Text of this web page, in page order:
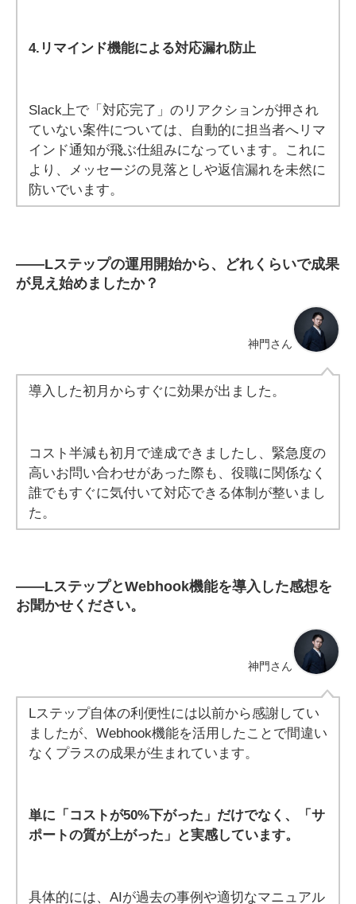
4.リマインド機能による対応漏れ防止
Slack上で「対応完了」のリアクションが押され
ていない案件については、自動的に担当者へリマ
インド通知が飛ぶ仕組みになっています。これに
より、メッセージの見落としや返信漏れを未然に
防いでいます。
――Lステップの運用開始から、どれくらいで成果
が見え始めましたか？
神門さん
導入した初月からすぐに効果が出ました。
コスト半減も初月で達成できましたし、緊急度の
高いお問い合わせがあった際も、役職に関係なく
誰でもすぐに気付いて対応できる体制が整いまし
た。
――LステップとWebhook機能を導入した感想を
お聞かせください。
神門さん
Lステップ自体の利便性には以前から感謝してい
ましたが、Webhook機能を活用したことで間違い
なくプラスの成果が生まれています。
単に「コストが50%下がった」だけでなく、「サ
ポートの質が上がった」と実感しています。
具体的には、AIが過去の事例や適切なマニュアル